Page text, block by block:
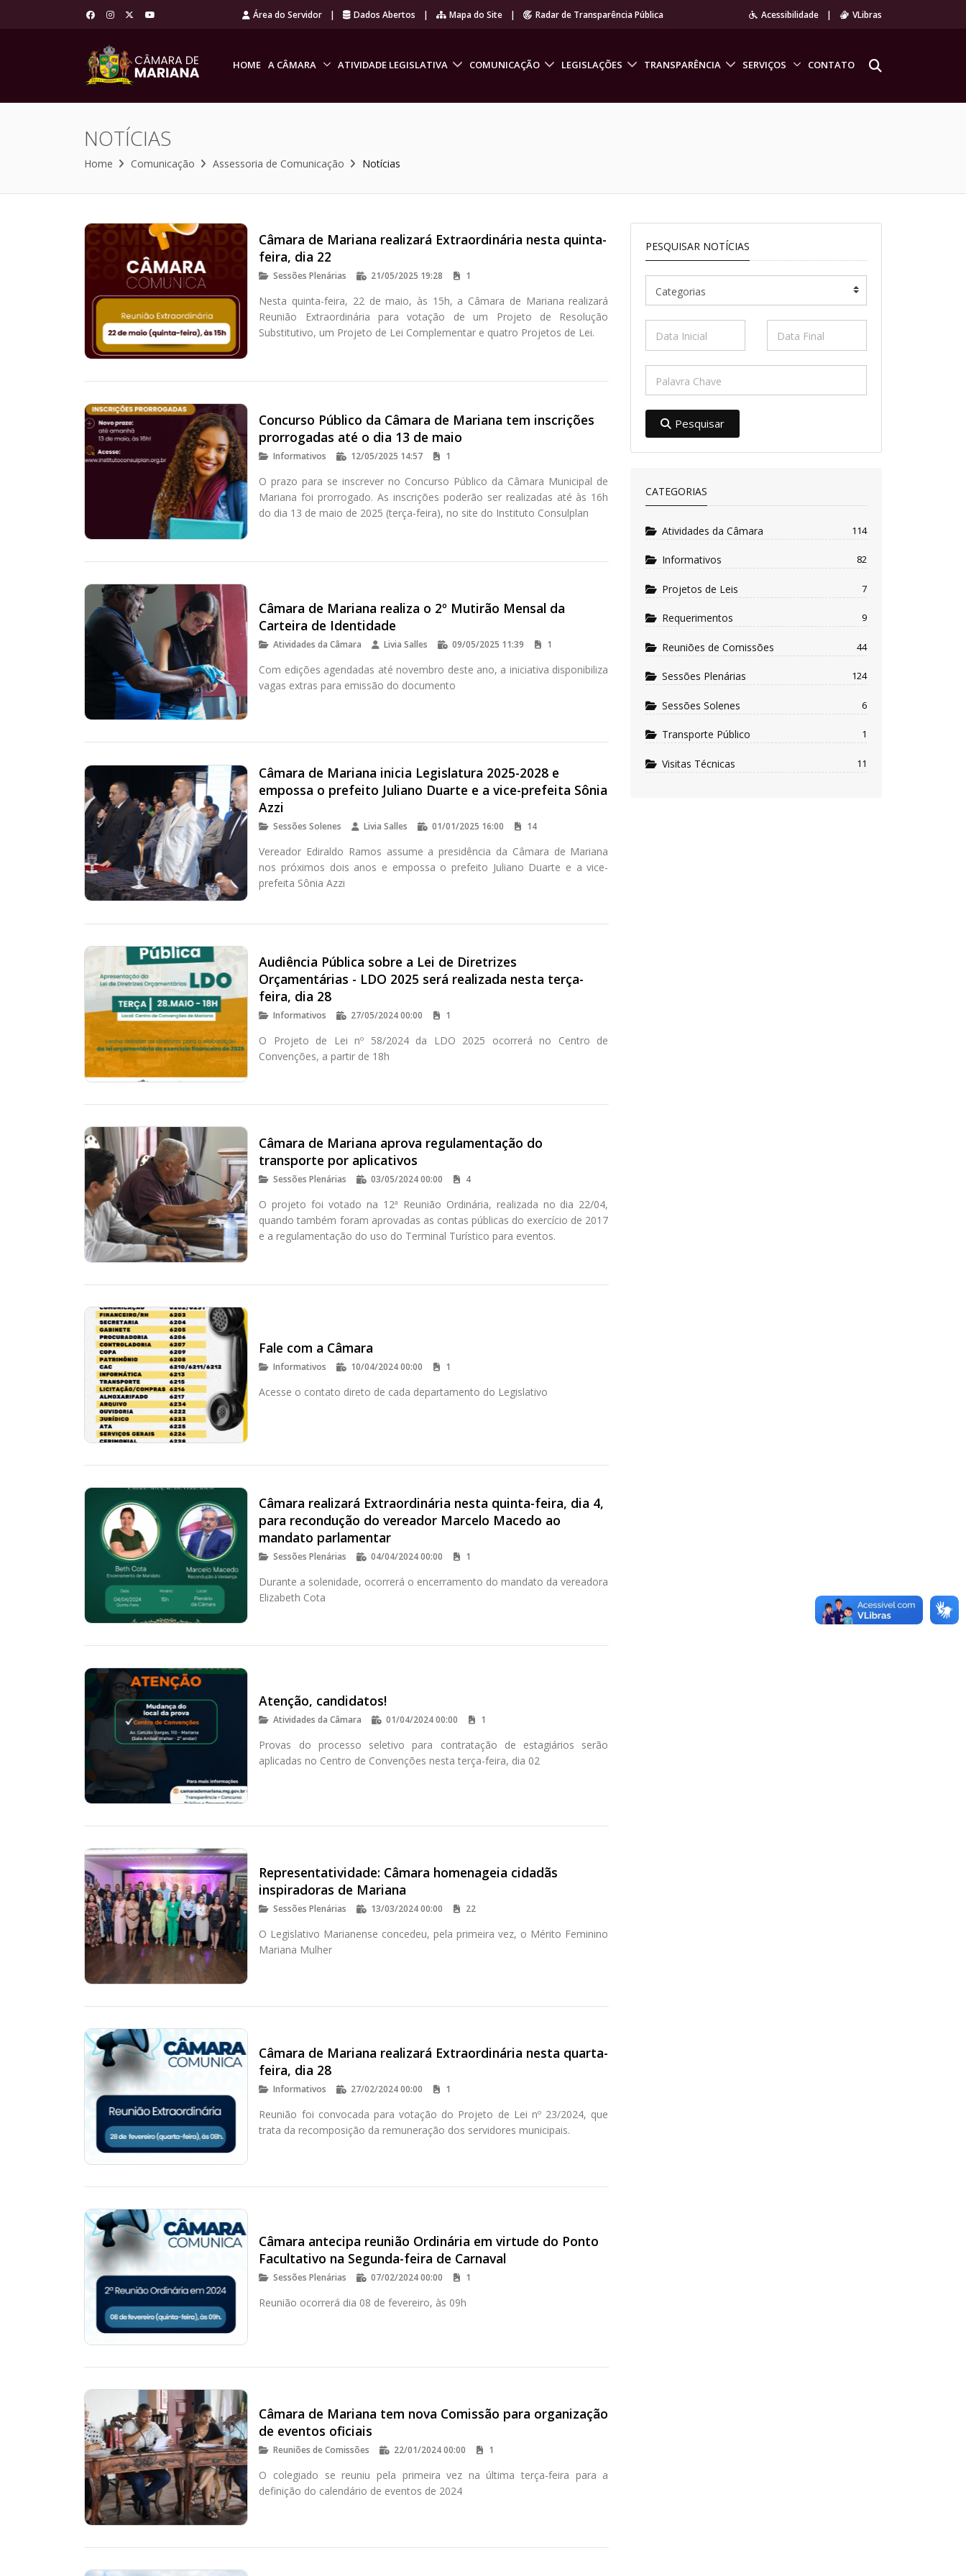
Área do Servidor | Dados Abertos | Mapa do Site | Radar de Transparência Pública Acessibilidade | VLibras
HOME A CÂMARA ATIVIDADE LEGISLATIVA COMUNICAÇÃO LEGISLAÇÕES TRANSPARÊNCIA SERVIÇOS CONTATO
NOTÍCIAS
Home Comunicação Assessoria de Comunicação Notícias
Câmara de Mariana realizará Extraordinária nesta quinta-
feira, dia 22
Sessões Plenárias 21/05/2025 19:28 1
Nesta quinta-feira, 22 de maio, às 15h, a Câmara de Mariana realizará
Reunião Extraordinária para votação de um Projeto de Resolução
Substitutivo, um Projeto de Lei Complementar e quatro Projetos de Lei.
Concurso Público da Câmara de Mariana tem inscrições
prorrogadas até o dia 13 de maio
Informativos 12/05/2025 14:57 1
O prazo para se inscrever no Concurso Público da Câmara Municipal de
Mariana foi prorrogado. As inscrições poderão ser realizadas até às 16h
do dia 13 de maio de 2025 (terça-feira), no site do Instituto Consulplan
Câmara de Mariana realiza o 2º Mutirão Mensal da
Carteira de Identidade
Atividades da Câmara Livia Salles 09/05/2025 11:39 1
Com edições agendadas até novembro deste ano, a iniciativa disponibiliza
vagas extras para emissão do documento
Câmara de Mariana inicia Legislatura 2025-2028 e
empossa o prefeito Juliano Duarte e a vice-prefeita Sônia
Azzi
Sessões Solenes Livia Salles 01/01/2025 16:00 14
Vereador Ediraldo Ramos assume a presidência da Câmara de Mariana
nos próximos dois anos e empossa o prefeito Juliano Duarte e a vice-
prefeita Sônia Azzi
Audiência Pública sobre a Lei de Diretrizes
Orçamentárias - LDO 2025 será realizada nesta terça-
feira, dia 28
Informativos 27/05/2024 00:00 1
O Projeto de Lei nº 58/2024 da LDO 2025 ocorrerá no Centro de
Convenções, a partir de 18h
Câmara de Mariana aprova regulamentação do
transporte por aplicativos
Sessões Plenárias 03/05/2024 00:00 4
O projeto foi votado na 12ª Reunião Ordinária, realizada no dia 22/04,
quando também foram aprovadas as contas públicas do exercício de 2017
e a regulamentação do uso do Terminal Turístico para eventos.
Fale com a Câmara
Informativos 10/04/2024 00:00 1
Acesse o contato direto de cada departamento do Legislativo
Câmara realizará Extraordinária nesta quinta-feira, dia 4,
para recondução do vereador Marcelo Macedo ao
mandato parlamentar
Sessões Plenárias 04/04/2024 00:00 1
Durante a solenidade, ocorrerá o encerramento do mandato da vereadora
Elizabeth Cota
Atenção, candidatos!
Atividades da Câmara 01/04/2024 00:00 1
Provas do processo seletivo para contratação de estagiários serão
aplicadas no Centro de Convenções nesta terça-feira, dia 02
Representatividade: Câmara homenageia cidadãs
inspiradoras de Mariana
Sessões Plenárias 13/03/2024 00:00 22
O Legislativo Marianense concedeu, pela primeira vez, o Mérito Feminino
Mariana Mulher
Câmara de Mariana realizará Extraordinária nesta quarta-
feira, dia 28
Informativos 27/02/2024 00:00 1
Reunião foi convocada para votação do Projeto de Lei nº 23/2024, que
trata da recomposição da remuneração dos servidores municipais.
Câmara antecipa reunião Ordinária em virtude do Ponto
Facultativo na Segunda-feira de Carnaval
Sessões Plenárias 07/02/2024 00:00 1
Reunião ocorrerá dia 08 de fevereiro, às 09h
Câmara de Mariana tem nova Comissão para organização
de eventos oficiais
Reuniões de Comissões 22/01/2024 00:00 1
O colegiado se reuniu pela primeira vez na última terça-feira para a
definição do calendário de eventos de 2024
PESQUISAR NOTÍCIAS
Pesquisar
CATEGORIAS
Atividades da Câmara 114
Informativos 82
Projetos de Leis 7
Requerimentos 9
Reuniões de Comissões 44
Sessões Plenárias 124
Sessões Solenes 6
Transporte Público 1
Visitas Técnicas 11